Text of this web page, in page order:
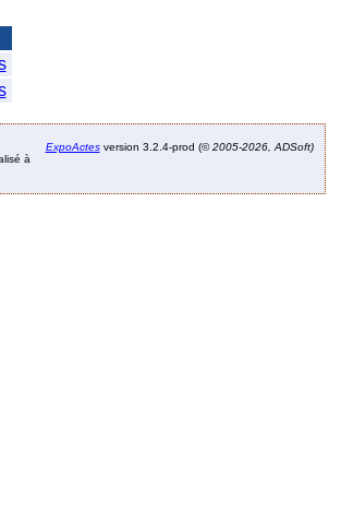
à
ExpoActesversion 3.2.4-prod (©2005-2026, ADSoft)